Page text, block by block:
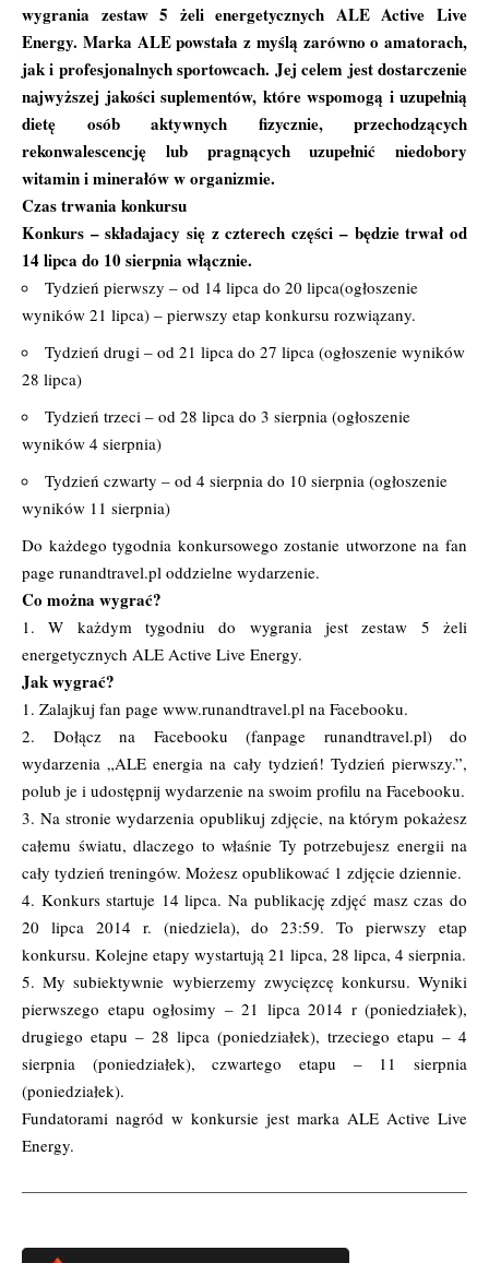
wygrania zestaw 5 żeli energetycznych ALE Active Live
Energy. Marka ALE powstała z myślą zarówno o amatorach,
jak i profesjonalnych sportowcach. Jej celem jest dostarczenie
najwyższej jakości suplementów, które wspomogą i uzupełnią
dietę osób aktywnych fizycznie, przechodzących
rekonwalescencję lub pragnących uzupełnić niedobory
witamin i minerałów w organizmie.
Czas trwania konkursu
Konkurs – składajacy się z czterech części – będzie trwał od
14 lipca do 10 sierpnia włącznie.
Tydzień pierwszy – od 14 lipca do 20 lipca(ogłoszenie
wyników 21 lipca) – pierwszy etap konkursu rozwiązany.
Tydzień drugi – od 21 lipca do 27 lipca (ogłoszenie wyników
28 lipca)
Tydzień trzeci – od 28 lipca do 3 sierpnia (ogłoszenie
wyników 4 sierpnia)
Tydzień czwarty – od 4 sierpnia do 10 sierpnia (ogłoszenie
wyników 11 sierpnia)
Do każdego tygodnia konkursowego zostanie utworzone na fan
page runandtravel.pl oddzielne wydarzenie.
Co można wygrać?
1. W każdym tygodniu do wygrania jest zestaw 5 żeli
energetycznych ALE Active Live Energy.
Jak wygrać?
1. Zalajkuj fan page www.runandtravel.pl na Facebooku.
2. Dołącz na Facebooku (fanpage runandtravel.pl) do
wydarzenia „ALE energia na cały tydzień! Tydzień pierwszy.”,
polub je i udostępnij wydarzenie na swoim profilu na Facebooku.
3. Na stronie wydarzenia opublikuj zdjęcie, na którym pokażesz
całemu światu, dlaczego to właśnie Ty potrzebujesz energii na
cały tydzień treningów. Możesz opublikować 1 zdjęcie dziennie.
4. Konkurs startuje 14 lipca. Na publikację zdjęć masz czas do
20 lipca 2014 r. (niedziela), do 23:59. To pierwszy etap
konkursu. Kolejne etapy wystartują 21 lipca, 28 lipca, 4 sierpnia.
5. My subiektywnie wybierzemy zwycięzcę konkursu. Wyniki
pierwszego etapu ogłosimy – 21 lipca 2014 r (poniedziałek),
drugiego etapu – 28 lipca (poniedziałek), trzeciego etapu – 4
sierpnia (poniedziałek), czwartego etapu – 11 sierpnia
(poniedziałek).
Fundatorami nagród w konkursie jest marka ALE Active Live
Energy.